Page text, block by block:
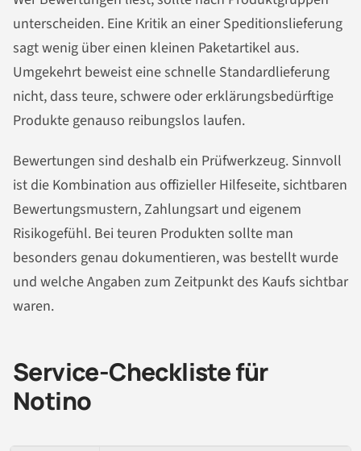
unterscheiden. Eine Kritik an einer Speditionslieferung
sagt wenig über einen kleinen Paketartikel aus.
Umgekehrt beweist eine schnelle Standardlieferung
nicht, dass teure, schwere oder erklärungsbedürftige
Produkte genauso reibungslos laufen.
Bewertungen sind deshalb ein Prüfwerkzeug. Sinnvoll
ist die Kombination aus offizieller Hilfeseite, sichtbaren
Bewertungsmustern, Zahlungsart und eigenem
Risikogefühl. Bei teuren Produkten sollte man
besonders genau dokumentieren, was bestellt wurde
und welche Angaben zum Zeitpunkt des Kaufs sichtbar
waren.
Service-Checkliste für
Notino